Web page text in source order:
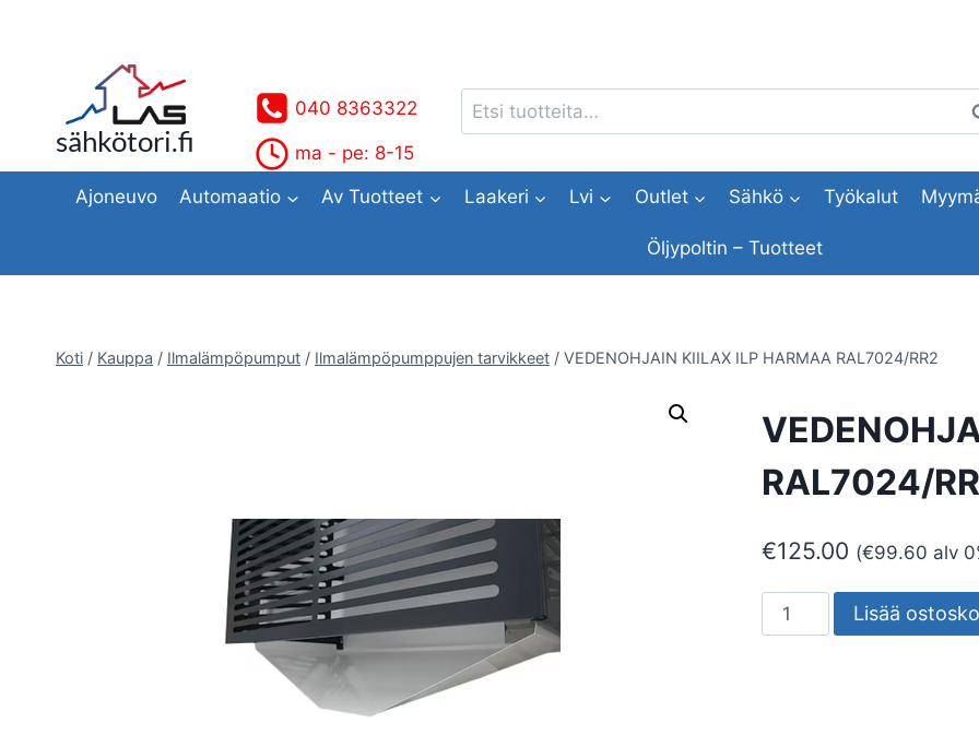
sähkötori.fi
040 8363322
ma - pe: 8-15
Etsi:
Ajoneuvo Automaatio Av Tuotteet Laakeri Lvi Outlet Sähkö Työkalut
Öljypoltin – Tuotteet
Koti / Kauppa / Ilmalämpöpumput / Ilmalämpöpumppujen tarvikkeet / VEDENOHJAIN KIILAX ILP HARMAA RAL7024/RR2
RAL7024/
€125.00 (€99.60 alv
VEDENOHJAIN
KIILAX
Lisää